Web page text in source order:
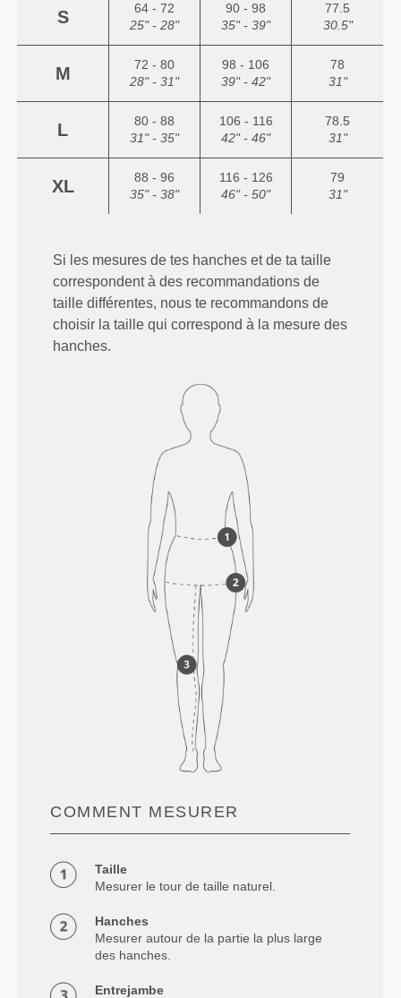
S
64 - 72
25" - 28"
90 - 98
35" - 39"
77.5
30.5"
M
72 - 80
28" - 31"
98 - 106
39" - 42"
78
31"
L
80 - 88
31" - 35"
106 - 116
42" - 46"
78.5
31"
XL
88 - 96
35" - 38"
116 - 126
46" - 50"
79
31"
Si les mesures de tes hanches et de ta taille
correspondent à des recommandations de
taille différentes, nous te recommandons de
choisir la taille qui correspond à la mesure des
hanches.
COMMENT MESURER
Taille
Mesurer le tour de taille naturel.
Hanches
Mesurer autour de la partie la plus large
des hanches.
Entrejambe